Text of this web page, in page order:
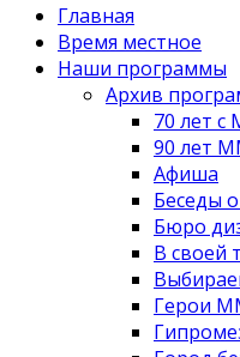
Главная
Время местное
Наши программы
Архив
70 лет с
90 лет
Афиша
Беседы
Бюро
В своей
Герои